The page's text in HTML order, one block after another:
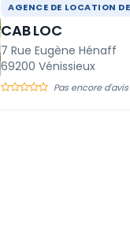
AGENCE DE LOCATION
CAB LOC
7 Rue Eugène Hénaff
69200 Vénissieux
Pas encore d'avis